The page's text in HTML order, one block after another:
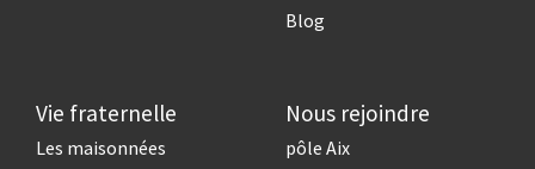
Blog
Vie fraternelle
Les maisonnées
Nous rejoindre
pôle Aix